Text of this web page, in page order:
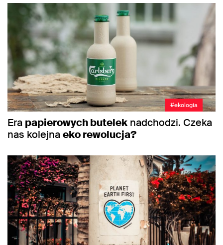
#ekologia
Era papierowych butelek nadchodzi. Czeka
nas kolejnaeko rewolucja?